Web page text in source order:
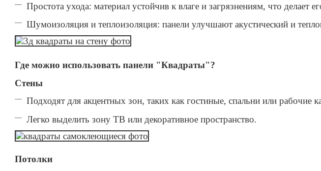
Простота ухода: материал устойчив к влаге и загрязнениям, что делает
Шумоизоляция и теплоизоляция: панели улучшают акустический и
Где можно использовать панели "Квадраты"?
Стены
Подходят для акцентных зон, таких как гостиные, спальни или рабочие
Легко выделить зону ТВ или декоративное пространство.
Потолки